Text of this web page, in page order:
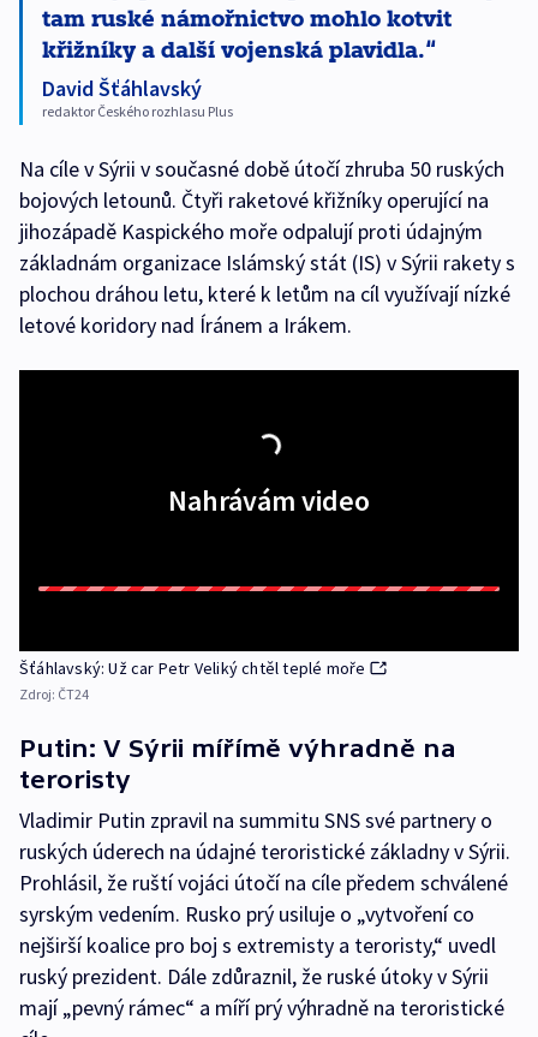
tam ruské námořnictvo mohlo kotvit
křižníky a další vojenská plavidla.
David Šťáhlavský
redaktor Českého rozhlasu Plus
Na cíle v Sýrii v současné době útočí zhruba 50 ruských
bojových letounů. Čtyři raketové křižníky operující na
jihozápadě Kaspického moře odpalují proti údajným
základnám organizace Islámský stát (IS) v Sýrii rakety s
plochou dráhou letu, které k letům na cíl využívají nízké
letové koridory nad Íránem a Irákem.
Nahrávám video
Šťáhlavský: Už car Petr Veliký chtěl teplé moře
Zdroj: ČT24
Putin: V Sýrii mířímě výhradně na
teroristy
Vladimir Putin zpravil na summitu SNS své partnery o
ruských úderech na údajné teroristické základny v Sýrii.
Prohlásil, že ruští vojáci útočí na cíle předem schválené
syrským vedením. Rusko prý usiluje o „vytvoření co
nejširší koalice pro boj s extremisty a teroristy,“ uvedl
ruský prezident. Dále zdůraznil, že ruské útoky v Sýrii
mají „pevný rámec“ a míří prý výhradně na teroristické